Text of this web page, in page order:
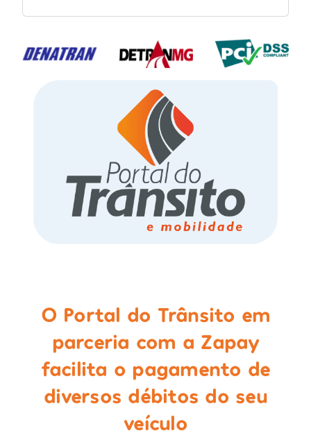
O Portal do Trânsito em
parceria com a Zapay
facilita o pagamento de
diversos débitos do seu
veículo